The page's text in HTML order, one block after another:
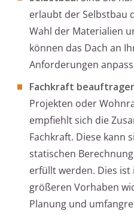
erlaubt der Selbstbau
Wahl der Materialien
können das Dach an
Anforderungen
Fachkraft
Projekten oder
empfiehlt sich die
Fachkraft. Diese kann
statischen
erfüllt werden. Dies
größeren Vorhaben
Planung und